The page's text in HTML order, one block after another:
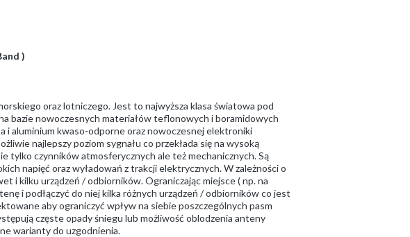
)
oraz lotniczego. Jest to najwyższa klasa światowa pod
bazie nowoczesnych materiałów teflonowych i boramidowych
i aluminium kwaso-odporne oraz nowoczesnej elektroniki
najlepszy poziom sygnału co przekłada się na wysoką
tylko czynników atmosferycznych ale też mechanicznych. Są
napięć oraz wyładowań z trakcji elektrycznych. W zależności o
i kilku urządzeń / odbiorników. Ograniczając miejsce ( np. na
i podłączyć do niej kilka różnych urządzeń / odbiorników co jest
aby ograniczyć wpływ na siebie poszczególnych pasm
częste opady śniegu lub możliwość oblodzenia anteny
warianty do uzgodnienia.